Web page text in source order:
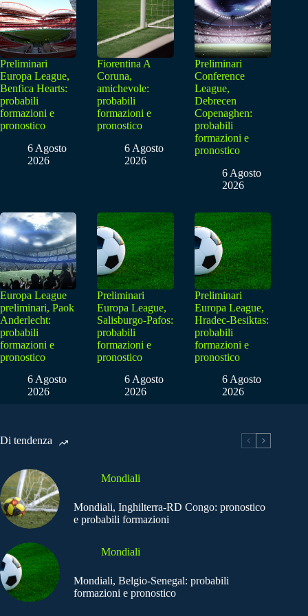
Preliminari
Europa League,
Benfica Hearts:
probabili
formazioni e
pronostico
6 Agosto
2026
Fiorentina A
Coruna,
amichevole:
probabili
formazioni e
pronostico
6 Agosto
2026
Preliminari
Conference
League,
Debrecen
Copenaghen:
probabili
formazioni e
pronostico
6 Agosto
2026
Europa League
preliminari, Paok
Anderlecht:
probabili
formazioni e
pronostico
6 Agosto
2026
Preliminari
Europa League,
Salisburgo-Pafos:
probabili
formazioni e
pronostico
6 Agosto
2026
Preliminari
Europa League,
Hradec-Besiktas:
probabili
formazioni e
pronostico
6 Agosto
2026
Di tendenza
Mondiali
Mondiali, Inghilterra-RD Congo: pronostico
e probabili formazioni
Mondiali
Mondiali, Belgio-Senegal: probabili
formazioni e pronostico